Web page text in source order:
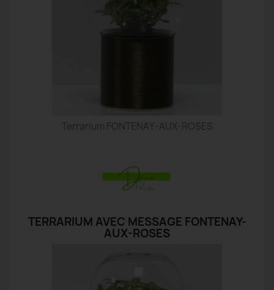
Terrarium FONTENAY-AUX-ROSES
TERRARIUM AVEC MESSAGE FONTENAY-
AUX-ROSES